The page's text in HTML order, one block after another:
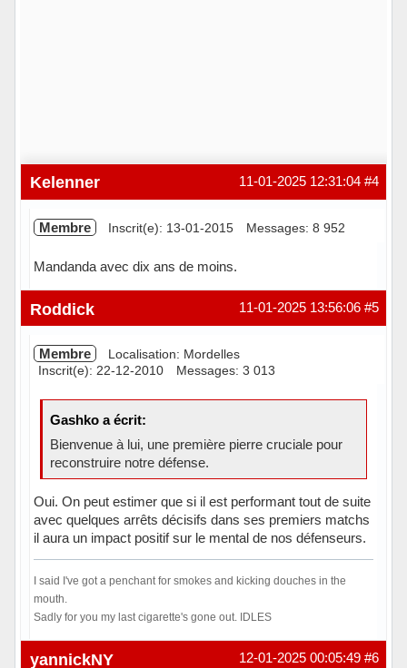
#4
11-01-2025 12:31:04
Kelenner
Membre Inscrit(e): 13-01-2015 Messages: 8 952
Mandanda avec dix ans de moins.
Hors ligne #5
11-01-2025 13:56:06
Roddick
Membre
Localisation: Mordelles
Inscrit(e): 22-12-2010
Messages: 3 013
Gashko a écrit:
Bienvenue à lui, une première pierre cruciale pour
reconstruire notre défense.
Oui. On peut estimer que si il est performant tout de suite
avec quelques arrêts décisifs dans ses premiers matchs
il aura un impact positif sur le mental de nos défenseurs.
I said I've got a penchant for smokes and kicking douches in the
mouth.
Sadly for you my last cigarette's gone out. IDLES
Hors ligne #6
12-01-2025 00:05:49
yannickNY